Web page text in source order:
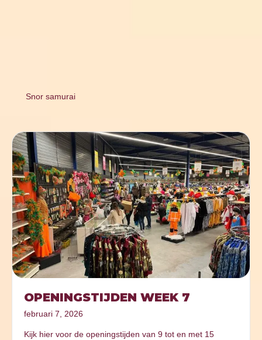
Snor samurai
OPENINGSTIJDEN WEEK 7
februari 7, 2026
Kijk hier voor de openingstijden van 9 tot en met 15